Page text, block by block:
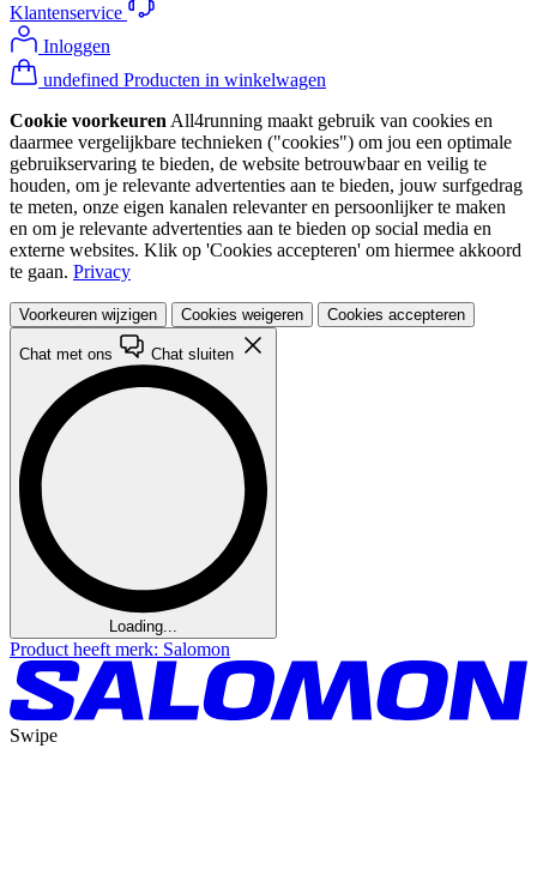
Klantenservice
Inloggen
undefined Producten in winkelwagen
Cookie voorkeuren All4running maakt gebruik van cookies en
daarmee vergelijkbare technieken ("cookies") om jou een optimale
gebruikservaring te bieden, de website betrouwbaar en veilig te
houden, om je relevante advertenties aan te bieden, jouw surfgedrag
te meten, onze eigen kanalen relevanter en persoonlijker te maken
en om je relevante advertenties aan te bieden op social media en
externe websites. Klik op 'Cookies accepteren' om hiermee akkoord
te gaan. Privacy
Voorkeuren wijzigen Cookies weigeren Cookies accepteren
Chat met ons Chat sluiten
Loading...
Product heeft merk: Salomon
Swipe